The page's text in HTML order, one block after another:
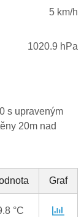
5 km/h
1020.9 hPa
s upraveným
20m nad
Graf
°C